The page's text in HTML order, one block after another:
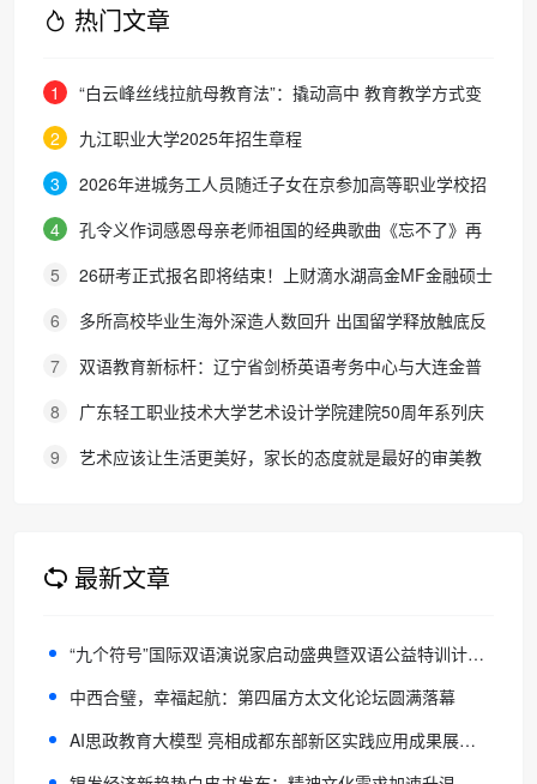
热门文章
1
“白云峰丝线拉航母教育法”：撬动高中 教育教学方式变
化的必要途径
2
九江职业大学2025年招生章程
3
2026年进城务工人员随迁子女在京参加高等职业学校招
生考试报名通知
4
孔令义作词感恩母亲老师祖国的经典歌曲《忘不了》再
次唱响
5
26研考正式报名即将结束！上财滴水湖高金MF金融硕士
最全报考攻略来了
6
多所高校毕业生海外深造人数回升 出国留学释放触底反
弹信号
7
双语教育新标杆：辽宁省剑桥英语考务中心与大连金普
新区华美双语学校签约剑桥英语体系教学示范学校
8
广东轻工职业技术大学艺术设计学院建院50周年系列庆
典活动成功举办
9
艺术应该让生活更美好，家长的态度就是最好的审美教
最新文章
“‌九个符号”国际双语演说家启动盛典暨双语公益特训计划在蓉隆重启动
中西合璧，幸福起航：第四届方太文化论坛圆满落幕
AI思政教育大模型 亮相成都东部新区实践应用成果展示会